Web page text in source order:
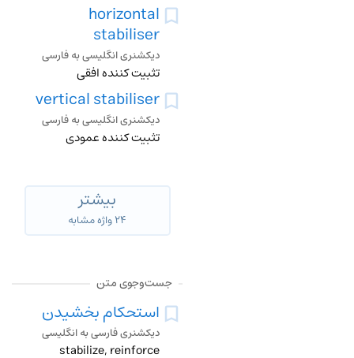
horizontal
stabiliser
دیکشنری انگلیسی به فارسی
تثبیت کننده افقی
vertical stabiliser
دیکشنری انگلیسی به فارسی
تثبیت کننده عمودی
بیشتر
۲۴ واژه مشابه
جست‌وجوی متن
استحکام بخشیدن
دیکشنری فارسی به انگلیسی
stabilize, reinforce